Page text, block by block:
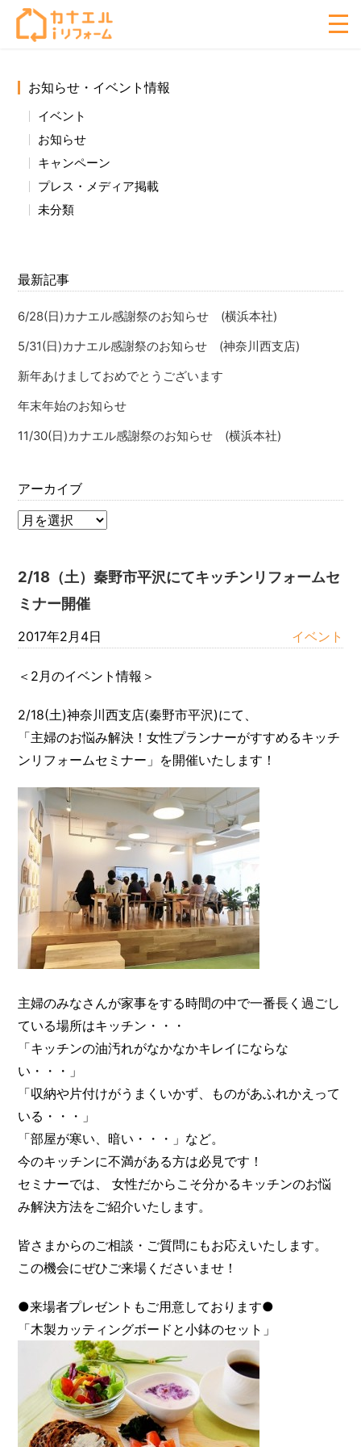
お知らせ・イベント情報
イベント
お知らせ
キャンペーン
プレス・メディア掲載
未分類
最新記事
6/28(日)カナエル感謝祭のお知らせ (横浜本社)
5/31(日)カナエル感謝祭のお知らせ (神奈川西支店)
新年あけましておめでとうございます
年末年始のお知らせ
11/30(日)カナエル感謝祭のお知らせ (横浜本社)
アーカイブ
2/18（土）秦野市平沢にてキッチンリフォームセ
ミナー開催
2017年2月4日 イベント
＜2月のイベント情報＞
2/18(土)神奈川西支店(秦野市平沢)にて、
「主婦のお悩み解決！女性プランナーがすすめるキッチ
ンリフォームセミナー」を開催いたします！
主婦のみなさんが家事をする時間の中で一番長く過ごし
ている場所はキッチン・・・
「キッチンの油汚れがなかなかキレイにならな
い・・・」
「収納や片付けがうまくいかず、ものがあふれかえって
いる・・・」
「部屋が寒い、暗い・・・」など。
今のキッチンに不満がある方は必見です！
セミナーでは、 女性だからこそ分かるキッチンのお悩
み解決方法をご紹介いたします。
皆さまからのご相談・ご質問にもお応えいたします。
この機会にぜひご来場くださいませ！
●来場者プレゼントもご用意しております●
「木製カッティングボードと小鉢のセット」